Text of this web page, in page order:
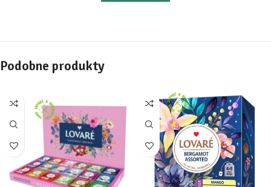
Podobne produkty